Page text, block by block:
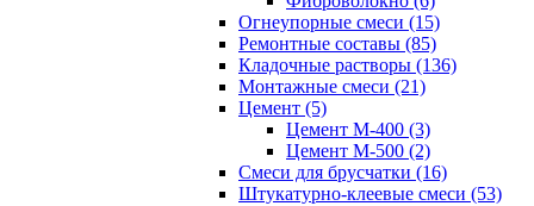
Огнеупорные смеси (15)
Ремонтные составы (85)
Кладочные растворы (136)
Монтажные смеси (21)
Цемент (5)
Цемент М-400 (3)
Цемент М-500 (2)
Смеси для брусчатки (16)
Штукатурно-клеевые смеси (53)